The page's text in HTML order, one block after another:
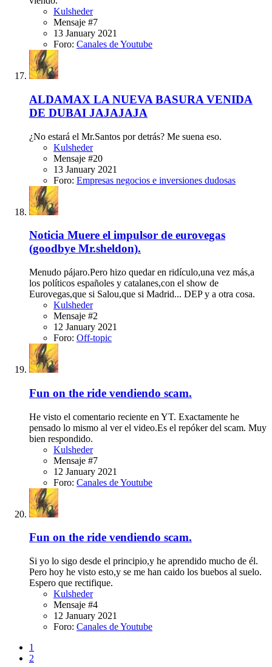
Kulsheder
Mensaje #7
13 January 2021
Foro: Canales de Youtube
ALDAMAX LA NUEVA BASURA VENIDA
DE DUBAI JAJAJAJA
¿No estará el Mr.Santos por detrás? Me suena eso.
Kulsheder
Mensaje #20
13 January 2021
Foro: Empresas negocios e inversiones dudosas
Noticia Muere el impulsor de eurovegas
(goodbye Mr.sheldon).
Menudo pájaro.Pero hizo quedar en ridículo,una vez más,a
los políticos españoles y catalanes,con el show de
Eurovegas,que si Salou,que si Madrid... DEP y a otra cosa.
Kulsheder
Mensaje #2
12 January 2021
Foro: Off-topic
Fun on the ride vendiendo scam.
He visto el comentario reciente en YT. Exactamente he
pensado lo mismo al ver el video.Es el repóker del scam. Muy
bien respondido.
Kulsheder
Mensaje #7
12 January 2021
Foro: Canales de Youtube
Fun on the ride vendiendo scam.
Si yo lo sigo desde el principio,y he aprendido mucho de él.
Pero hoy he visto esto,y se me han caido los buebos al suelo.
Espero que rectifique.
Kulsheder
Mensaje #4
12 January 2021
Foro: Canales de Youtube
1
2